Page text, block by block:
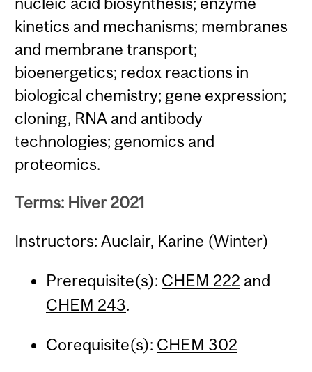
kinetics and mechanisms; membranes
and membrane transport;
bioenergetics; redox reactions in
biological chemistry; gene expression;
cloning, RNA and antibody
technologies; genomics and
proteomics.
Terms: Hiver 2021
Instructors: Auclair, Karine (Winter)
Prerequisite(s): CHEM 222 and
CHEM 243.
Corequisite(s): CHEM 302